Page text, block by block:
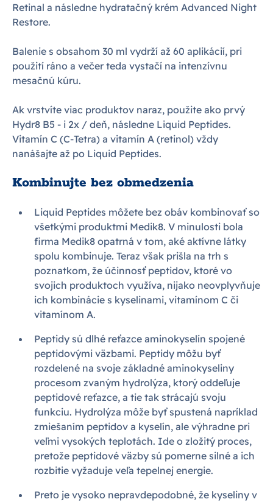
Retinal a následne hydratačný krém Advanced Night
Restore.
Balenie s obsahom 30 ml vydrží až 60 aplikácií, pri
použití ráno a večer teda vystačí na intenzívnu
mesačnú kúru.
Ak vrstvíte viac produktov naraz, použite ako prvý
Hydr8 B5 - i 2x / deň, následne Liquid Peptides.
Vitamín C (C-Tetra) a vitamín A (retinol) vždy
nanášajte až po Liquid Peptides.
Kombinujte bez obmedzenia
Liquid Peptides môžete bez obáv kombinovať so
všetkými produktmi Medik8. V minulosti bola
firma Medik8 opatrná v tom, aké aktívne látky
spolu kombinuje. Teraz však prišla na trh s
poznatkom, že účinnosť peptidov, ktoré vo
svojich produktoch využíva, nijako neovplyvňuje
ich kombinácie s kyselinami, vitamínom C či
vitamínom A.
Peptidy sú dlhé reťazce aminokyselín spojené
peptidovými väzbami. Peptidy môžu byť
rozdelené na svoje základné aminokyseliny
procesom zvaným hydrolýza, ktorý oddeľuje
peptidové reťazce, a tie tak strácajú svoju
funkciu. Hydrolýza môže byť spustená napríklad
zmiešaním peptidov a kyselín, ale výhradne pri
veľmi vysokých teplotách. Ide o zložitý proces,
pretože peptidové väzby sú pomerne silné a ich
rozbitie vyžaduje veľa tepelnej energie.
Preto je vysoko nepravdepodobné, že kyseliny v